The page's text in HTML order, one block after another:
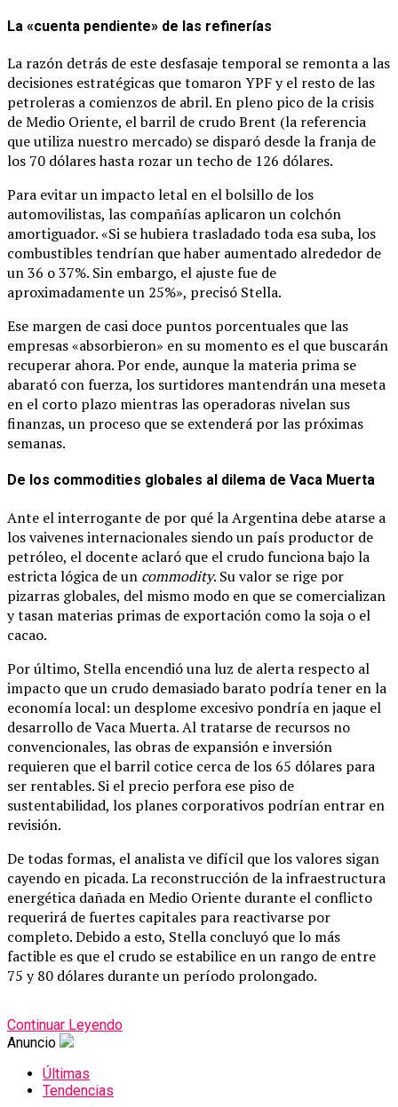
La «cuenta pendiente» de las refinerías
La razón detrás de este desfasaje temporal se remonta a las
decisiones estratégicas que tomaron YPF y el resto de las
petroleras a comienzos de abril. En pleno pico de la crisis
de Medio Oriente, el barril de crudo Brent (la referencia
que utiliza nuestro mercado) se disparó desde la franja de
los 70 dólares hasta rozar un techo de 126 dólares.
Para evitar un impacto letal en el bolsillo de los
automovilistas, las compañías aplicaron un colchón
amortiguador. «Si se hubiera trasladado toda esa suba, los
combustibles tendrían que haber aumentado alrededor de
un 36 o 37%. Sin embargo, el ajuste fue de
aproximadamente un 25%», precisó Stella.
Ese margen de casi doce puntos porcentuales que las
empresas «absorbieron» en su momento es el que buscarán
recuperar ahora. Por ende, aunque la materia prima se
abarató con fuerza, los surtidores mantendrán una meseta
en el corto plazo mientras las operadoras nivelan sus
finanzas, un proceso que se extenderá por las próximas
semanas.
De los commodities globales al dilema de Vaca Muerta
Ante el interrogante de por qué la Argentina debe atarse a
los vaivenes internacionales siendo un país productor de
petróleo, el docente aclaró que el crudo funciona bajo la
estricta lógica de un commodity. Su valor se rige por
pizarras globales, del mismo modo en que se comercializan
y tasan materias primas de exportación como la soja o el
cacao.
Por último, Stella encendió una luz de alerta respecto al
impacto que un crudo demasiado barato podría tener en la
economía local: un desplome excesivo pondría en jaque el
desarrollo de Vaca Muerta. Al tratarse de recursos no
convencionales, las obras de expansión e inversión
requieren que el barril cotice cerca de los 65 dólares para
ser rentables. Si el precio perfora ese piso de
sustentabilidad, los planes corporativos podrían entrar en
revisión.
De todas formas, el analista ve difícil que los valores sigan
cayendo en picada. La reconstrucción de la infraestructura
energética dañada en Medio Oriente durante el conflicto
requerirá de fuertes capitales para reactivarse por
completo. Debido a esto, Stella concluyó que lo más
factible es que el crudo se estabilice en un rango de entre
75 y 80 dólares durante un período prolongado.
Continuar Leyendo
Anuncio
Últimas
Tendencias